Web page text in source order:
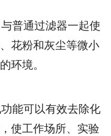
普通过滤器一起使
花粉和灰尘等微小
环境。
能可以有效去除化
使工作场所、实验